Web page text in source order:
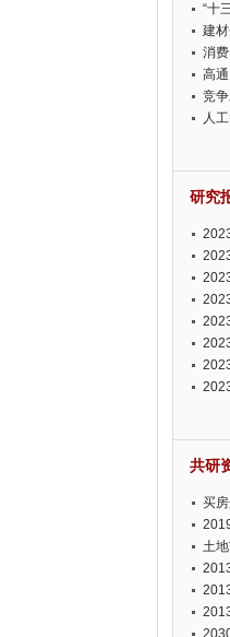
“十
建
消
高
竞
此
人
研究
投
资
析
报告
势
发
测
共研
买
土